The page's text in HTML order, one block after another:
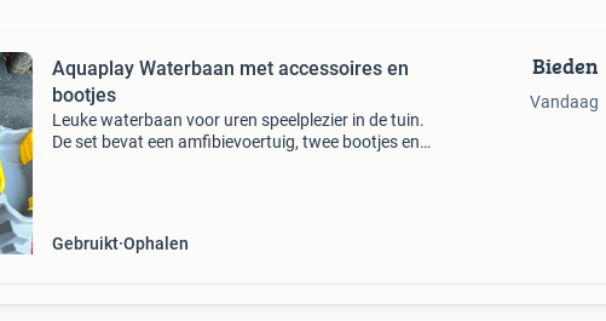
Aquaplay Waterbaan met accessoires en
bootjes
Leuke waterbaan voor uren speelplezier in de tuin.
De set bevat een amfibievoertuig, twee bootjes en
Gebruikt Ophalen
Bieden
Vandaag